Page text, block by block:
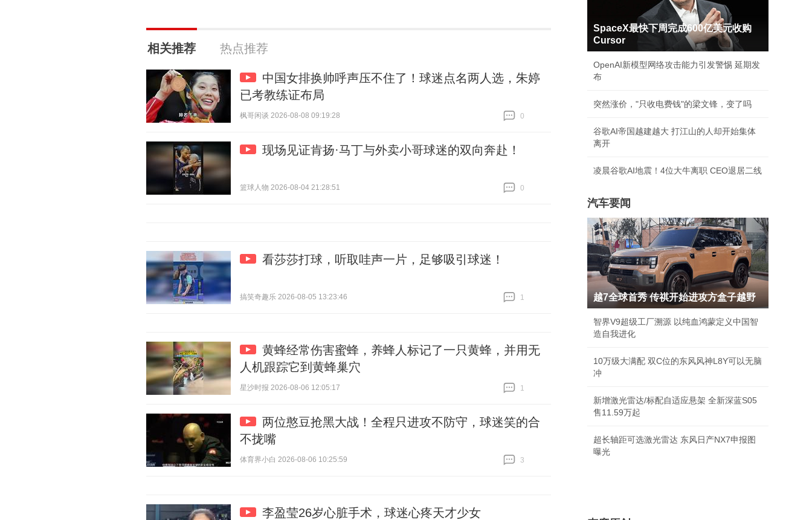
相关推荐 热点推荐
中国女排换帅呼声压不住了！球迷点名两人选，朱婷
已考教练证布局
枫哥闲谈 2026-08-08 09:19:28
0
现场见证肯扬·马丁与外卖小哥球迷的双向奔赴！
篮球人物 2026-08-04 21:28:51
0
看莎莎打球，听取哇声一片，足够吸引球迷！
搞笑奇趣乐 2026-08-05 13:23:46
1
黄蜂经常伤害蜜蜂，养蜂人标记了一只黄蜂，并用无
人机跟踪它到黄蜂巢穴
星沙时报 2026-08-06 12:05:17
1
两位憨豆抢黑大战！全程只进攻不防守，球迷笑的合
不拢嘴
体育界小白 2026-08-06 10:25:59
3
李盈莹26岁心脏手术，球迷心疼天才少女
SpaceX最快下周完成600亿美元收购
Cursor
OpenAI新模型网络攻击能力引发警惕 延期发
布
突然涨价，"只收电费钱"的梁文锋，变了吗
谷歌AI帝国越建越大 打江山的人却开始集体
离开
凌晨谷歌AI地震！4位大牛离职 CEO退居二线
汽车要闻
越7全球首秀 传祺开始进攻方盒子越野
智界V9超级工厂溯源 以纯血鸿蒙定义中国智
造自我进化
10万级大满配 双C位的东风风神L8Y可以无脑
冲
新增激光雷达/标配自适应悬架 全新深蓝S05
售11.59万起
超长轴距可选激光雷达 东风日产NX7申报图
曝光